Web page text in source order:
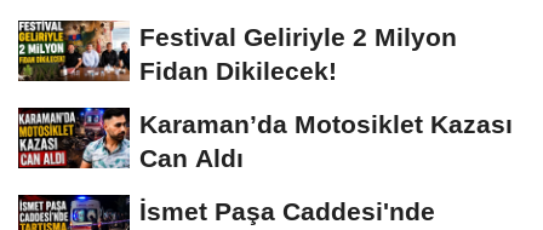
Festival Geliriyle 2 Milyon
Fidan Dikilecek!
Karaman’da Motosiklet Kazası
Can Aldı
İsmet Paşa Caddesi'nde